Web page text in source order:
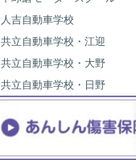
人吉自動車学校
共立自動車学校・江迎
共立自動車学校・大野
共立自動車学校・日野